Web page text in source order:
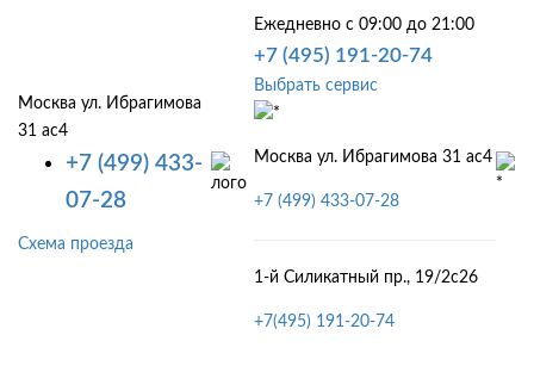
Москва ул. Ибрагимова
31 ас4
+7 (499) 433-
07-28
Схема проезда
Ежедневно с 09:00 до 21:00
+7 (495) 191-20-74
Выбрать сервис
Москва ул. Ибрагимова 31 ас4
+7 (499) 433-07-28
1-й Силикатный пр., 19/2с26
+7(495) 191-20-74